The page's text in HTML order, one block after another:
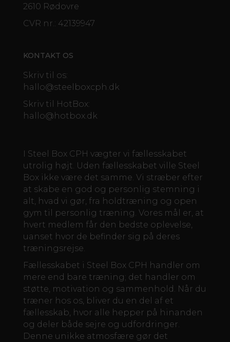
2610 Rødovre
CVR nr.: 42139947
KONTAKT OS
Skriv til os:
hallo@steelboxcph.dk
Skriv til HotBox:
hallo@hotbox.dk
I Steel Box CPH vægter vi fællesskabet
utrolig højt. Uden fællesskabet ville Steel
Box ikke være det samme. Vi stræber efter
at skabe en god og personlig stemning i
alt, hvad vi gør, fra holdtræning og open
gym til personlig træning. Vores mål er, at
hvert medlem får den bedste oplevelse,
uanset hvor de befinder sig på deres
træningsrejse.
Fællesskabet i Steel Box CPH handler om
mere end bare træning; det handler om
støtte, motivation og sammenhold. Når du
træner hos os, bliver du en del af et
fællesskab, hvor alle hepper på hinanden
og deler både sejre og udfordringer.
Denne unikke atmosfære gør det